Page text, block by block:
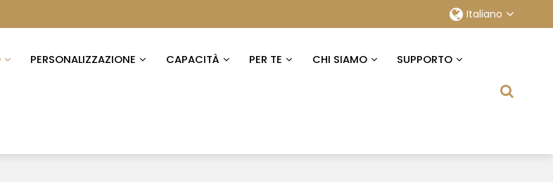
Italiano
PERSONALIZZAZIONE CAPACITÀ PER TE CHI SIAMO SUPPORTO